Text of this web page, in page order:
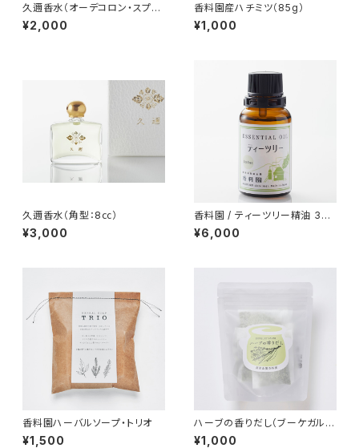
久邇香水（オーデコロン・スプレ
ー・25㏄）
¥2,000
香料園産ハチミツ（85g）
¥1,000
久邇香水（角型：8㏄）
¥3,000
香料園 / ティーツリー精油 30
ml
¥6,000
香料園ハーバルソープ・トリオ
¥1,500
ハーブの香りだし（ブーケガル
ニ）
¥1,000